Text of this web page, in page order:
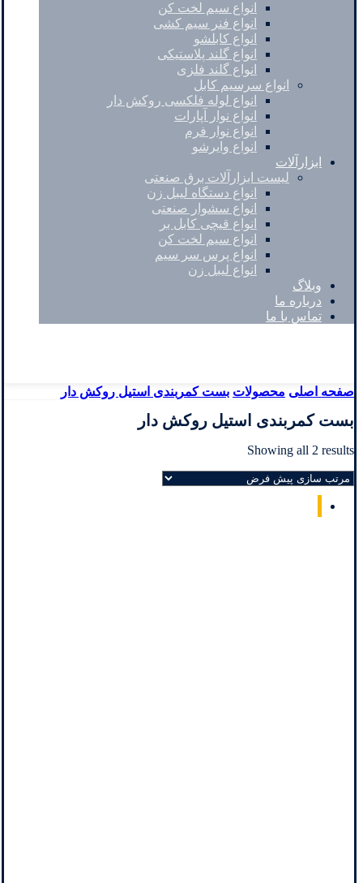
انواع سیم لخت کن
انواع فنر سیم کشی
انواع کابلشو
انواع گلند پلاستیکی
انواع گلند فلزی
انواع سرسیم کابل
انواع لوله فلکسی روکش دار
انواع نوار آپارات
انواع نوار فرم
انواع وایرشو
ابزارآلات
لیست ابزارآلات برق صنعتی
انواع دستگاه لیبل زن
انواع سشوار صنعتی
انواع قیچی کابل بر
انواع سیم لخت کن
انواع پرس سر سیم
انواع لیبل زن
وبلاگ
درباره ما
تماس با ما
صفحه اصلی محصولات بست کمربندی استیل روکش دار
بست کمربندی استیل روکش دار
Showing all 2 results